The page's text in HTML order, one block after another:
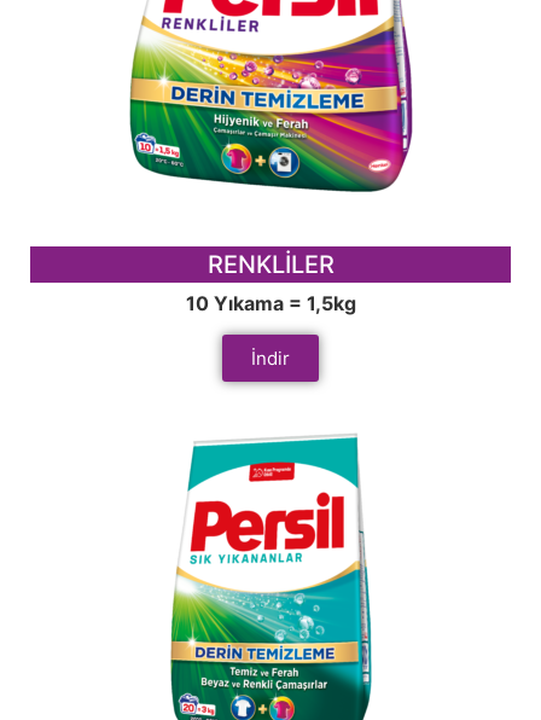
RENKLİLER
10 Yıkama = 1,5kg
İndir